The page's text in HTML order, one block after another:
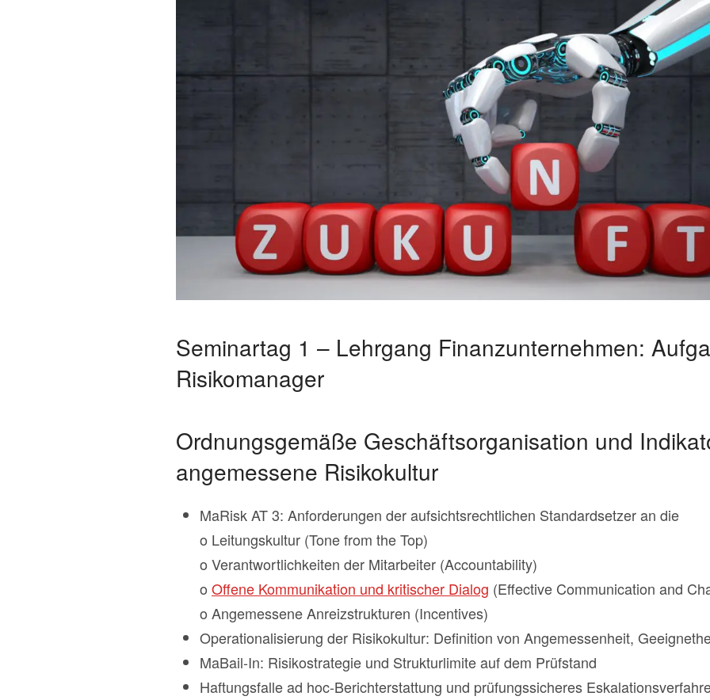
Seminartag 1 – Lehrgang Finanzunternehmen:
Risikomanager
Ordnungsgemäße Geschäftsorganisation und
angemessene Risikokultur
MaRisk AT 3: Anforderungen der aufsichtsrechtlichen Standardsetzer an die
o Leitungskultur (Tone from the Top)
o Verantwortlichkeiten der Mitarbeiter (Accountability)
o Offene Kommunikation und kritischer Dialog (Effective Communication and
o Angemessene Anreizstrukturen (Incentives)
Operationalisierung der Risikokultur: Definition von Angemessenheit,
MaBail-In: Risikostrategie und Strukturlimite auf dem Prüfstand
Haftungsfalle ad hoc-Berichterstattung und prüfungssicheres